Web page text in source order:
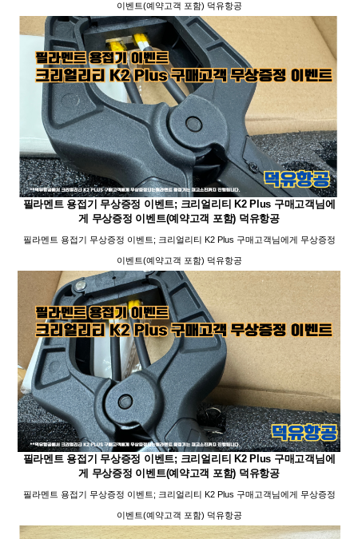
이벤트(예약고객 포함) 덕유항공
필라멘트 용접기 무상증정 이벤트; 크리얼리티 K2 Plus 구매고객님에
게 무상증정 이벤트(예약고객 포함) 덕유항공
필라멘트 용접기 무상증정 이벤트; 크리얼리티 K2 Plus 구매고객님에게 무상증정
이벤트(예약고객 포함) 덕유항공
필라멘트 용접기 무상증정 이벤트; 크리얼리티 K2 Plus 구매고객님에
게 무상증정 이벤트(예약고객 포함) 덕유항공
필라멘트 용접기 무상증정 이벤트; 크리얼리티 K2 Plus 구매고객님에게 무상증정
이벤트(예약고객 포함) 덕유항공